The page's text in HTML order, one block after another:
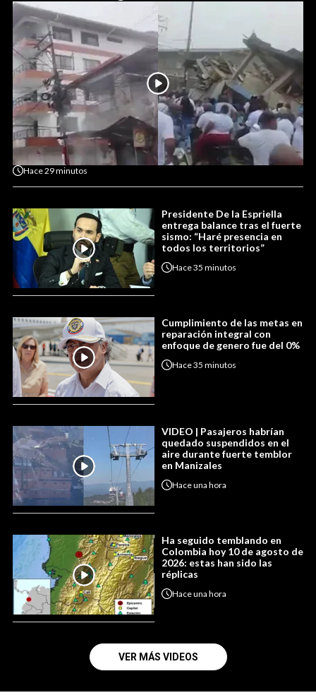
Hace29 minutos
Presidente De la Espriella
entrega balance tras el fuerte
sismo: “Haré presencia en
todos los territorios”
Hace35 minutos
Cumplimiento de las metas en
reparación integral con
enfoque de genero fue del 0%
Hace35 minutos
VIDEO | Pasajeros habrían
quedado suspendidos en el
aire durante fuerte temblor
en Manizales
Haceuna hora
Ha seguido temblando en
Colombia hoy 10 de agosto de
2026: estas han sido las
réplicas
Haceuna hora
VER MÁS VIDEOS